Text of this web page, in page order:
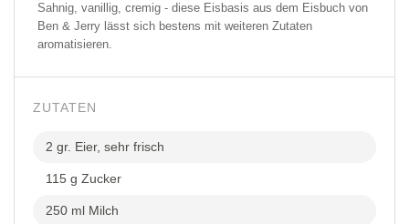
Sahnig, vanillig, cremig - diese Eisbasis aus dem Eisbuch von
Ben & Jerry lässt sich bestens mit weiteren Zutaten
aromatisieren.
ZUTATEN
2 gr. Eier, sehr frisch
115 g Zucker
250 ml Milch